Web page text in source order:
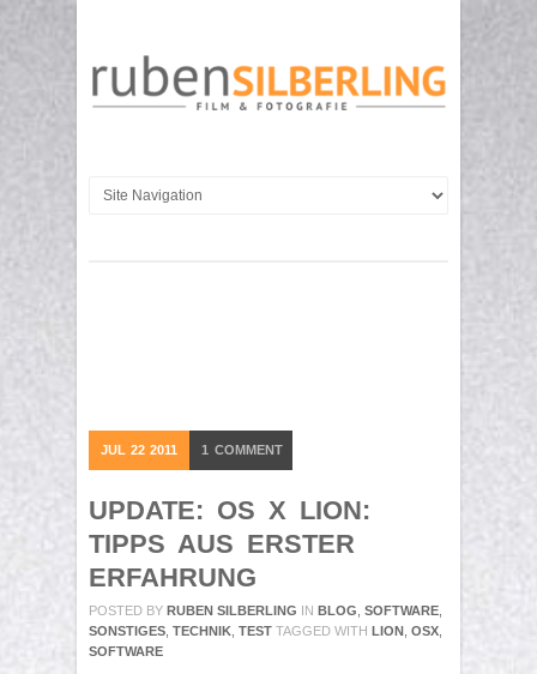
JUL 22 2011 1 COMMENT
UPDATE: OS X LION:
TIPPS AUS ERSTER
ERFAHRUNG
POSTED BY RUBEN SILBERLING IN BLOG SOFTWARE
SONSTIGES TECHNIK TEST TAGGED WITH LION OSX
SOFTWARE